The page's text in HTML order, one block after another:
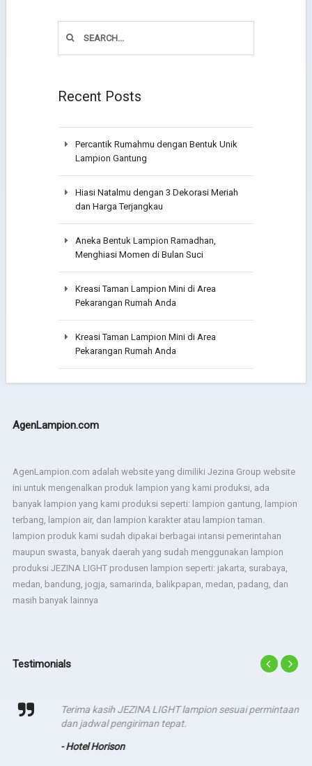
Recent Posts
Percantik Rumahmu dengan Bentuk Unik
Lampion Gantung
Hiasi Natalmu dengan 3 Dekorasi Meriah
dan Harga Terjangkau
Aneka Bentuk Lampion Ramadhan,
Menghiasi Momen di Bulan Suci
Kreasi Taman Lampion Mini di Area
Pekarangan Rumah Anda
Kreasi Taman Lampion Mini di Area
Pekarangan Rumah Anda
AgenLampion.com
AgenLampion.com adalah website yang dimiliki Jezina Group website
ini untuk mengenalkan produk lampion yang kami produksi, ada
banyak lampion yang kami produksi seperti: lampion gantung, lampion
terbang, lampion air, dan lampion karakter atau lampion taman.
lampion produk kami sudah dipakai berbagai intansi pemerintahan
maupun swasta, banyak daerah yang sudah menggunakan lampion
produksi JEZINA LIGHT produsen lampion seperti: jakarta, surabaya,
medan, bandung, jogja, samarinda, balikpapan, medan, padang, dan
masih banyak lainnya
Testimonials
Terima kasih JEZINA LIGHT lampion sesuai permintaan
dan jadwal pengiriman tepat.
- Hotel Horison